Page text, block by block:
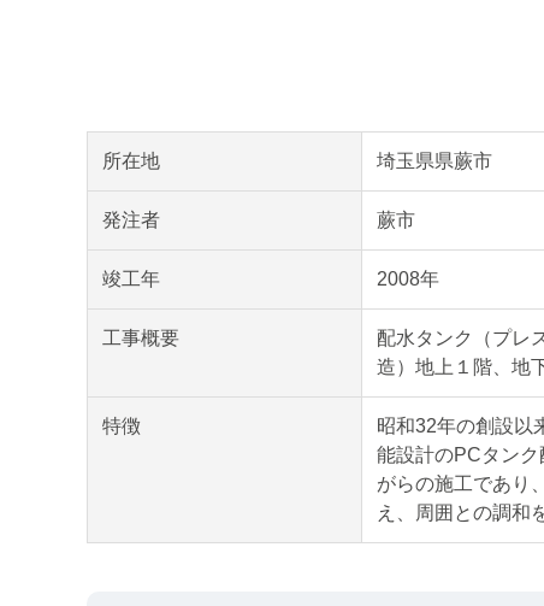
所在地 埼玉県県蕨市
発注者 蕨市
竣工年 2008年
工事概要
配水タンク（プレ
造）地上１階、地
特徴
昭和32年の創設以
能設計のPCタン
がらの施工であり
え、周囲との調和